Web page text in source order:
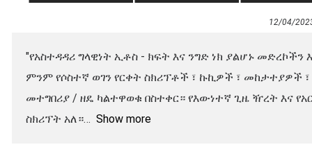
12/04/
"የአስተዳዳሪ ግላዊነት ኢቶስ - ክፍት እና ንግድ ነክ ያልሆኑ
ምንም የሶስተኛ ወገን የርቀት ስክሪፕቶች ፣ ኩኪዎች ፣
መተግበሪያ / ዘዴ ካልተዋወቁ በስተቀር። የእውነተኛ ጊዜ ዥረት እና
ስክሪፕት አለ።
Show more